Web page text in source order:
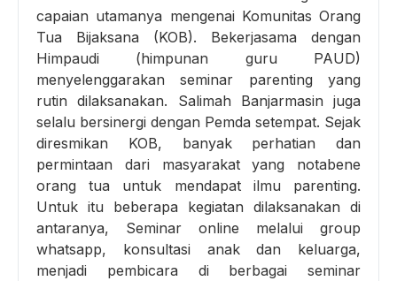
capaian utamanya mengenai Komunitas Orang
Tua Bijaksana (KOB). Bekerjasama dengan
Himpaudi (himpunan guru PAUD)
menyelenggarakan seminar parenting yang
rutin dilaksanakan. Salimah Banjarmasin juga
selalu bersinergi dengan Pemda setempat. Sejak
diresmikan KOB, banyak perhatian dan
permintaan dari masyarakat yang notabene
orang tua untuk mendapat ilmu parenting.
Untuk itu beberapa kegiatan dilaksanakan di
antaranya, Seminar online melalui group
whatsapp, konsultasi anak dan keluarga,
menjadi pembicara di berbagai seminar